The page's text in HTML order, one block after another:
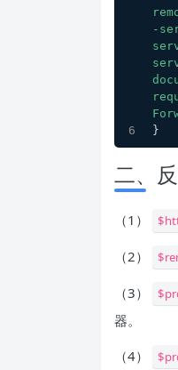
-
}
二、
（1）
（2）
（3）
器。
（4）